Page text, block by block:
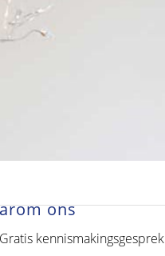
ons
Gratis kennismakingsgesprek